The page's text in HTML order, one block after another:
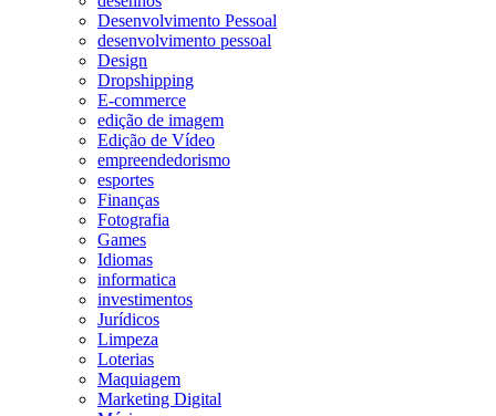
Desenvolvimento Pessoal
desenvolvimento pessoal
Design
Dropshipping
E-commerce
edição de imagem
Edição de Vídeo
empreendedorismo
esportes
Finanças
Fotografia
Games
Idiomas
informatica
investimentos
Jurídicos
Limpeza
Loterias
Maquiagem
Marketing Digital